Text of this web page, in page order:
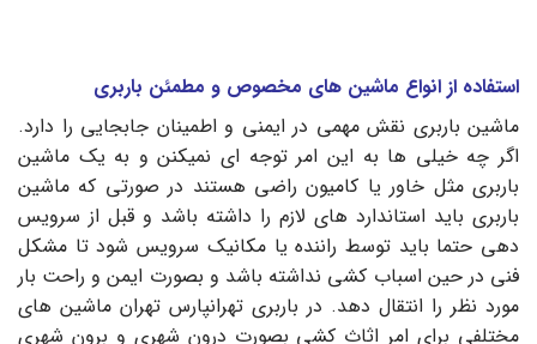
استفاده از انواع ماشین های مخصوص و مطمئن باربری
ماشین باربری نقش مهمی در ایمنی و اطمینان جابجایی را دارد.
اگر چه خیلی ها به این امر توجه ای نمیکنن و به یک ماشین
باربری مثل خاور یا کامیون راضی هستند در صورتی که ماشین
باربری باید استاندارد های لازم را داشته باشد و قبل از سرویس
دهی حتما باید توسط راننده یا مکانیک سرویس شود تا مشکل
فنی در حین اسباب کشی نداشته باشد و بصورت ایمن و راحت بار
مورد نظر را انتقال دهد. در باربری تهرانپارس تهران ماشین های
مختلفی برای امر اثاث کشی بصورت درون شهری و برون شهری